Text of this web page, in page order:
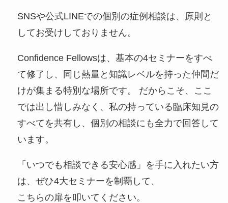
SNSや公式LINEでの個別の症例相談は、原則と
してお受けしておりません。
Confidence Fellowsは、基本の4セミナーをすべ
て修了し、同じ熱量と知識レベルを持った仲間だ
けが集まる特別な場所です。 だからこそ、ここ
では出し惜しみなく、私の持っている臨床知見の
すべてを共有し、個別の相談にも全力で回答して
います。
「いつでも相談できる安心感」を手に入れたい方
は、ぜひ4大セミナーを制覇して、
こちらの扉を叩いてください。